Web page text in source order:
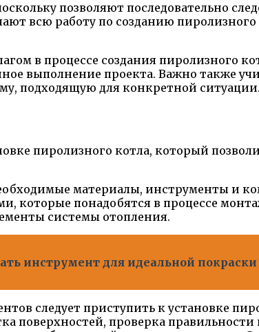
позволяют последовательно
всю работу по созданию пиролизного
в процессе создания пиролизного
выполнение проекта. Важно также
подходящую для конкретной ситуации.
пиролизного котла, который
материалы, инструменты и
которые понадобятся в процессе
системы отопления.
инструмент для идеальной покраски
следует приступить к установке
поверхностей, проверка